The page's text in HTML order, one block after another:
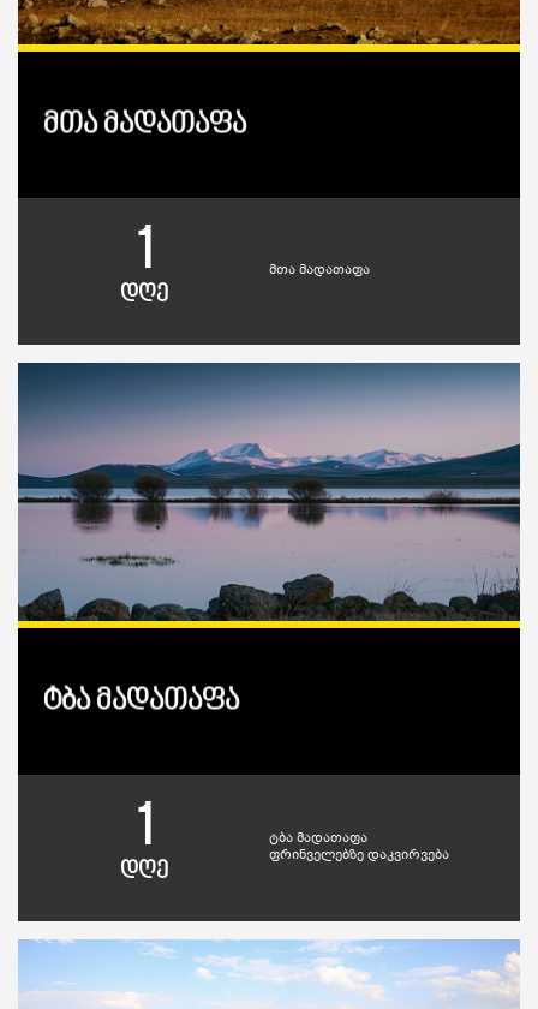
მთა მადათაფა
1
დღე
მთა მადათაფა
ტბა მადათაფა
1
დღე
ტბა მადათაფა
ფრინველებზე დაკვირვება